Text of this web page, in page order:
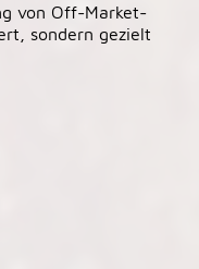
von Off-Market-
sondern gezielt